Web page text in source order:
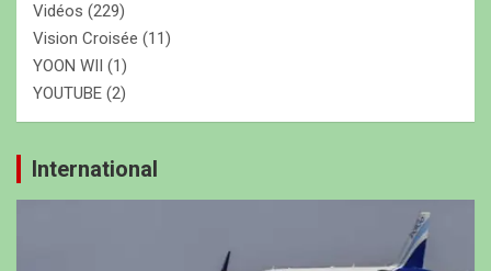
Vidéos (229)
Vision Croisée (11)
YOON WII (1)
YOUTUBE (2)
International